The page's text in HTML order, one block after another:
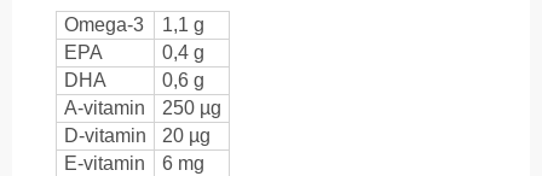
Omega-3
1,1 g
EPA
0,4 g
DHA
0,6 g
A-vitamin
250 µg
D-vitamin
20 µg
E-vitamin
6 mg